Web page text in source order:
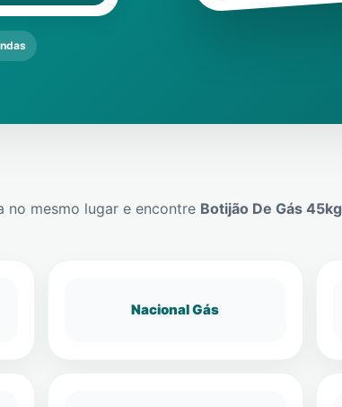
no mesmo lugar e encontre Botijão De Gás 45kg
Nacional Gás